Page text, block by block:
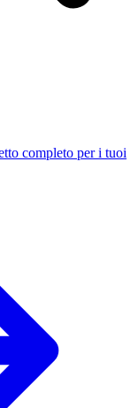
completo per i tuoi